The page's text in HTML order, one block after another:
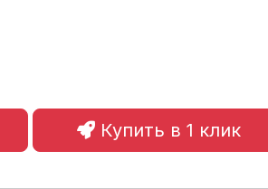
Купить в 1 клик